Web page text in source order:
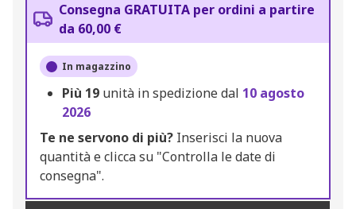
Consegna GRATUITA per ordini a partire
da 60,00 €
In magazzino
Più 19 unità in spedizione dal 10 agosto
2026
Te ne servono di più? Inserisci la nuova
quantità e clicca su "Controlla le date di
consegna".